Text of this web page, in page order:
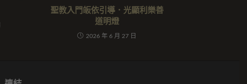
聖教入門皈依引導．光顯利樂善
道明燈
2026 年 6 月 27 日